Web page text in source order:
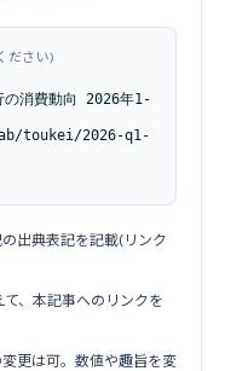
ださい)
の消費動向 2026年1-
toukei/2026-q1-
出典表記を記載(リンク
、本記事へのリンクを
更は可。数値や趣旨を変